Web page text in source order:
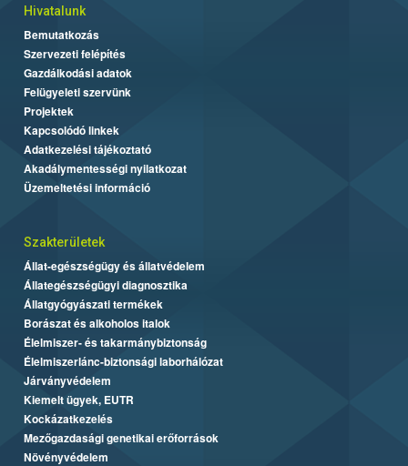
Hivatalunk
Bemutatkozás
Szervezeti felépítés
Gazdálkodási adatok
Felügyeleti szervünk
Projektek
Kapcsolódó linkek
Adatkezelési tájékoztató
Akadálymentességi nyilatkozat
Üzemeltetési információ
Szakterületek
Állat-egészségügy és állatvédelem
Állategészségügyi diagnosztika
Állatgyógyászati termékek
Borászat és alkoholos italok
Élelmiszer- és takarmánybiztonság
Élelmiszerlánc-biztonsági laborhálózat
Járványvédelem
Kiemelt ügyek, EUTR
Kockázatkezelés
Mezőgazdasági genetikai erőforrások
Növényvédelem